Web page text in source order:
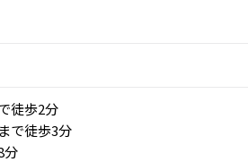
徒歩2分
で徒歩3分
分